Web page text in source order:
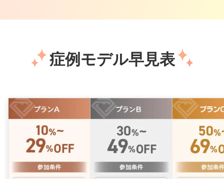
症例モデル早見表